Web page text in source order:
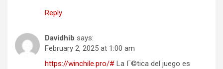
Reply
Davidhib says:
February 2, 2025 at 1:00 am
https://winchile.pro/# La Г©tica del juego es